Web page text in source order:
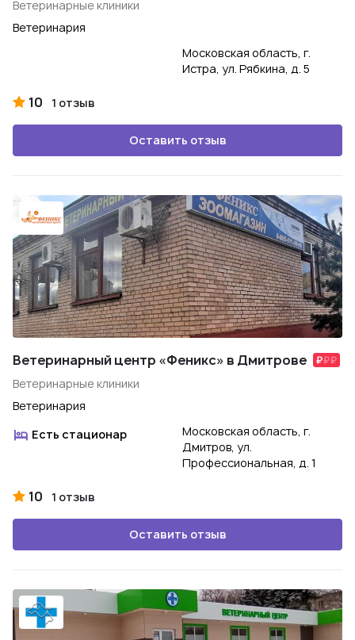
Ветеринарные клиники
Ветеринария
Московская область, г.
Истра, ул. Рябкина, д. 5
10 1 отзыв
Оставить отзыв
Ветеринарный центр «Феникс» в Дмитрове
Ветеринарные клиники
Ветеринария
Есть стационар
Московская область, г.
Дмитров, ул.
Профессиональная, д. 1
10 1 отзыв
Оставить отзыв